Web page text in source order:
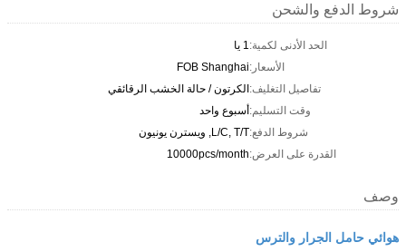
شروط الدفع والشحن
الحد الأدنى لكمية:1 يا
الأسعار:FOB Shanghai
تفاصيل التغليف:الكرتون / حالة الخشب الرقائقي
وقت التسليم:أسبوع واحد
شروط الدفع:L/C, T/T, ويسترن يونيون
القدرة على العرض:10000pcs/month
وصف
هوائي حامل الجرار والترس